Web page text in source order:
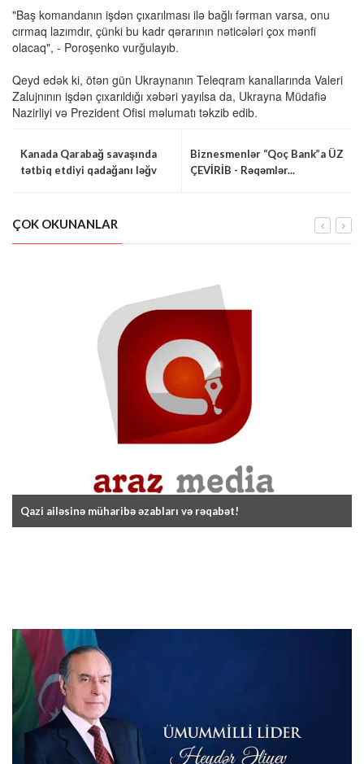
"Baş komandanın işdən çıxarılması ilə bağlı fərman varsa, onu
cırmaq lazımdır, çünki bu kadr qərarının nəticələri çox mənfi
olacaq", - Poroşenko vurğulayıb.
Qeyd edək ki, ötən gün Ukraynanın Teleqram kanallarında Valeri
Zalujnının işdən çıxarıldığı xəbəri yayılsa da, Ukrayna Müdafiə
Nazirliyi və Prezident Ofisi məlumatı təkzib edib.
Kanada Qarabağ savaşında
tətbiq etdiyi qadağanı ləğv
Biznesmenlər “Qoç Bank”a ÜZ
ÇEVİRİB - Rəqəmlər...
ÇOK OKUNANLAR
Qazi ailəsinə müharibə əzabları və rəqabət!